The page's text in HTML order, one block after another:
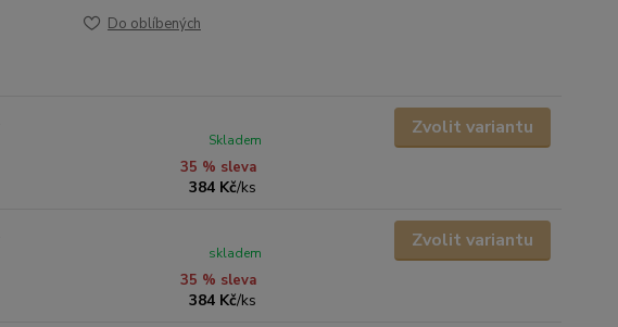
Do oblíbených
35 % sleva
384 Kč/ks
Skladem
Zvolit variantu
35 % sleva
384 Kč/ks
skladem
Zvolit variantu